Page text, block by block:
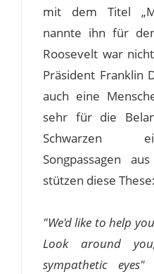
mit dem Titel
nannte ihn für
Roosevelt war
Präsident Franklin
auch eine
sehr für die
Schwarzen
Songpassagen
stützen diese These:
"We'd like to help
Look around
sympathetic eyes"